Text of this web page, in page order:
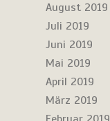
August 2019
Juli 2019
Juni 2019
Mai 2019
April 2019
März 2019